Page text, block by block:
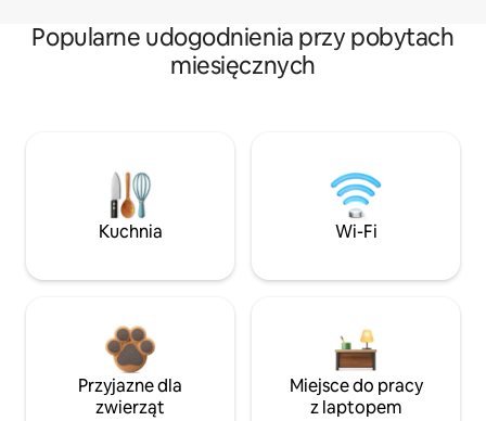
Popularne udogodnienia przy pobytach
miesięcznych
Kuchnia Wi-Fi
Przyjazne dla
zwierząt
Miejsce do pracy
z laptopem